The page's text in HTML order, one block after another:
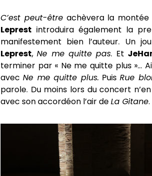
C’est peut-êtreachèvera la montée
Leprest introduira également la
manifestement bien l’auteur. Un
Leprest,Ne me quitte pas. Et
terminer par « Ne me quitte plus »…
avecNe me quitte plus. PuisRue
parole. Du moins lors du concert
avec son accordéon l’air deLa Gitane